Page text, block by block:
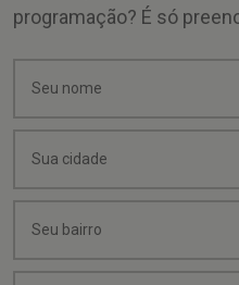
programação? É só